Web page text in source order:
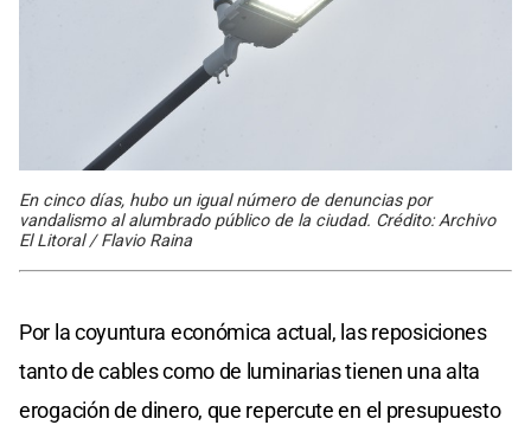
En cinco días, hubo un igual número de denuncias por
vandalismo al alumbrado público de la ciudad. Crédito: Archivo
El Litoral / Flavio Raina
Por la coyuntura económica actual, las reposiciones
tanto de cables como de luminarias tienen una alta
erogación de dinero, que repercute en el presupuesto